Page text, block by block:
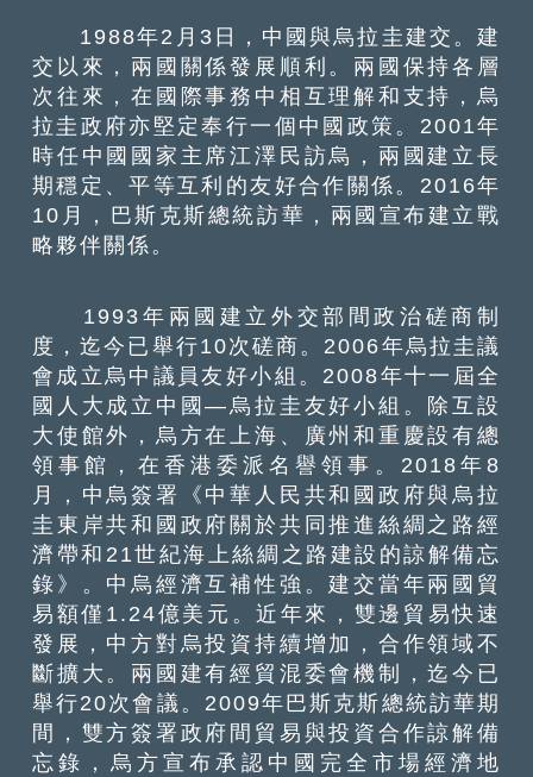
1988年2月3日，中國與烏拉圭建交。建
交以來，兩國關係發展順利。兩國保持各層
次往來，在國際事務中相互理解和支持，烏
拉圭政府亦堅定奉行一個中國政策。2001年
時任中國國家主席江澤民訪烏，兩國建立長
期穩定、平等互利的友好合作關係。2016年
10月，巴斯克斯總統訪華，兩國宣布建立戰
略夥伴關係。
1993年兩國建立外交部間政治磋商制
度，迄今已舉行10次磋商。2006年烏拉圭議
會成立烏中議員友好小組。2008年十一屆全
國人大成立中國—烏拉圭友好小組。除互設
大使館外，烏方在上海、廣州和重慶設有總
領事館，在香港委派名譽領事。2018年8
月，中烏簽署《中華人民共和國政府與烏拉
圭東岸共和國政府關於共同推進絲綢之路經
濟帶和21世紀海上絲綢之路建設的諒解備忘
錄》。中烏經濟互補性強。建交當年兩國貿
易額僅1.24億美元。近年來，雙邊貿易快速
發展，中方對烏投資持續增加，合作領域不
斷擴大。兩國建有經貿混委會機制，迄今已
舉行20次會議。2009年巴斯克斯總統訪華期
間，雙方簽署政府間貿易與投資合作諒解備
忘錄，烏方宣布承認中國完全市場經濟地